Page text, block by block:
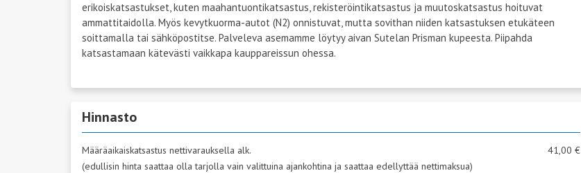
erikoiskatsastukset, kuten maahantuontikatsastus, rekisteröintikatsastus ja muutoskatsastus hoituvat
ammattitaidolla. Myös kevytkuorma-autot (N2) onnistuvat, mutta sovithan niiden katsastuksen etukäteen
soittamalla tai sähköpostitse. Palveleva asemamme löytyy aivan Sutelan Prisman kupeesta. Piipahda
katsastamaan kätevästi vaikkapa kauppareissun ohessa.
Hinnasto
Määräaikaiskatsastus nettivarauksella alk.
41,00 €
(edullisin hinta saattaa olla tarjolla vain valittuina ajankohtina ja saattaa edellyttää nettimaksua)